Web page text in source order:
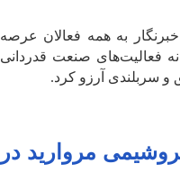
به همه فعالان عرصه
فعالیت‌های صنعت قدردانی
و سربلندی آرزو کرد.
مروارید در